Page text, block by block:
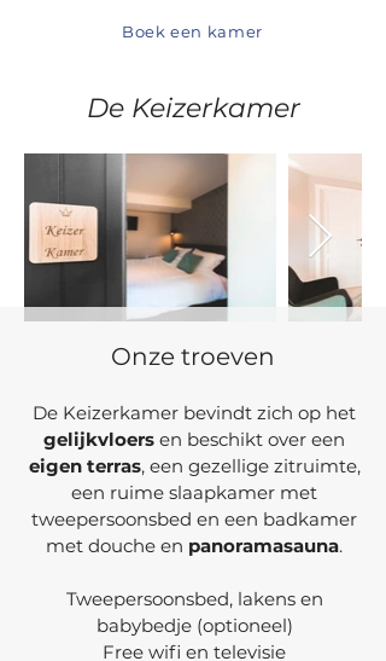
Boek een kamer
De Keizerkamer
Onze troeven
De Keizerkamer bevindt zich op het
gelijkvloers en beschikt over een
eigen terras, een gezellige zitruimte,
een ruime slaapkamer met
tweepersoonsbed en een badkamer
met douche en panoramasauna.
Tweepersoonsbed, lakens en
babybedje (optioneel)
Free wifi en televisie